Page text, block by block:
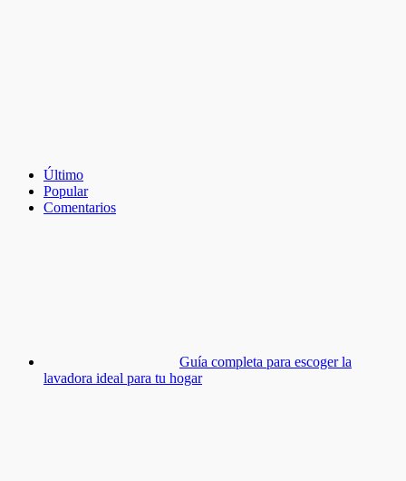
Último
Popular
Comentarios
Guía completa para escoger la
lavadora ideal para tu hogar